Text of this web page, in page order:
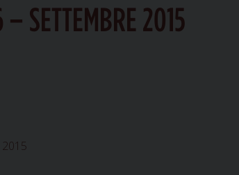
SETTEMBRE 2015